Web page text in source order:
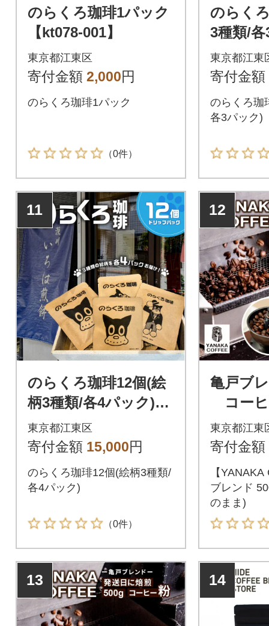
のらくろ珈琲1パック
【kt078-001】
東京都江東区
寄付金額 2,000円
のらくろ珈琲1パック
（0件）
のらく
3種類/
078-002
東京都江東
寄付金額
のらくろ珈
各3パック)
11
のらくろ珈琲12個(絵
柄3種類/各4パック)
【kt078-003】
東京都江東区
寄付金額 15,000円
のらくろ珈琲12個(絵柄3種類/
各4パック)
（0件）
12
亀戸ブ
コーヒ
ま) 【
東京都江東
寄付金額
【
ブレンド
のまま)
13 14